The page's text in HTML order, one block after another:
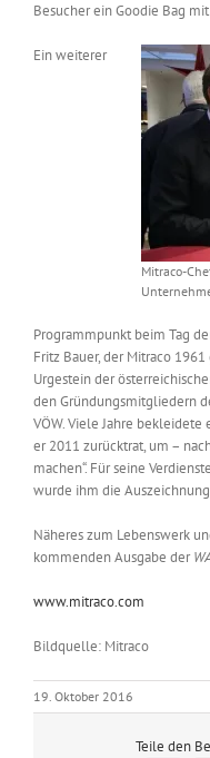
Besucher ein Goodie Bag
Mitraco-
Ein weiterer
Programmpunkt beim Tag
Fritz Bauer, der Mitraco
Urgestein der
den Gründungsmitgliedern
VÖW. Viele Jahre bekleidete
er 2011 zurücktrat, um –
machen“. Für seine
wurde ihm die
Näheres zum Lebenswerk
kommenden Ausgabe der
www.mitraco.com
Bildquelle: Mitraco
19. Oktober 2016
Teile den